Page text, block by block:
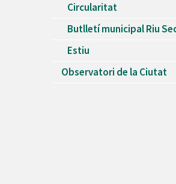
Circularitat
Butlletí municipal Riu
Estiu
Observatori de la Ciutat